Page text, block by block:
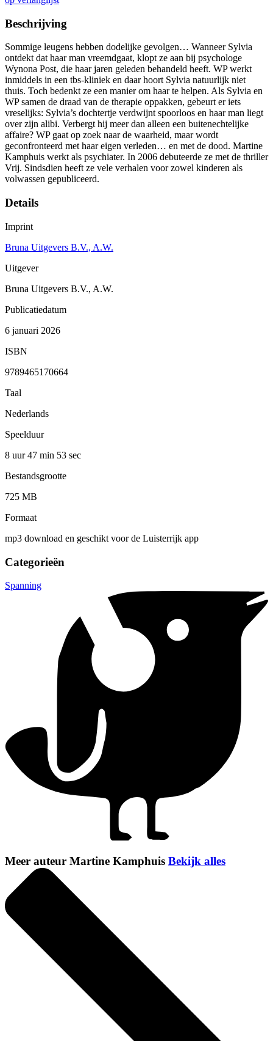
Beschrijving
Sommige leugens hebben dodelijke gevolgen… Wanneer Sylvia
ontdekt dat haar man vreemdgaat, klopt ze aan bij psychologe
Wynona Post, die haar jaren geleden behandeld heeft. WP werkt
inmiddels in een tbs-kliniek en daar hoort Sylvia natuurlijk niet
thuis. Toch bedenkt ze een manier om haar te helpen. Als Sylvia en
WP samen de draad van de therapie oppakken, gebeurt er iets
vreselijks: Sylvia’s dochtertje verdwijnt spoorloos en haar man liegt
over zijn alibi. Verbergt hij meer dan alleen een buitenechtelijke
affaire? WP gaat op zoek naar de waarheid, maar wordt
geconfronteerd met haar eigen verleden… en met de dood. Martine
Kamphuis werkt als psychiater. In 2006 debuteerde ze met de thriller
Vrij. Sindsdien heeft ze vele verhalen voor zowel kinderen als
volwassen gepubliceerd.
Details
Imprint
Bruna Uitgevers B.V., A.W.
Uitgever
Bruna Uitgevers B.V., A.W.
Publicatiedatum
6 januari 2026
ISBN
9789465170664
Taal
Nederlands
Speelduur
8 uur 47 min 53 sec
Bestandsgrootte
725 MB
Formaat
mp3 download en geschikt voor de Luisterrijk app
Categorieën
Spanning
Meer auteur Martine Kamphuis Bekijk alles